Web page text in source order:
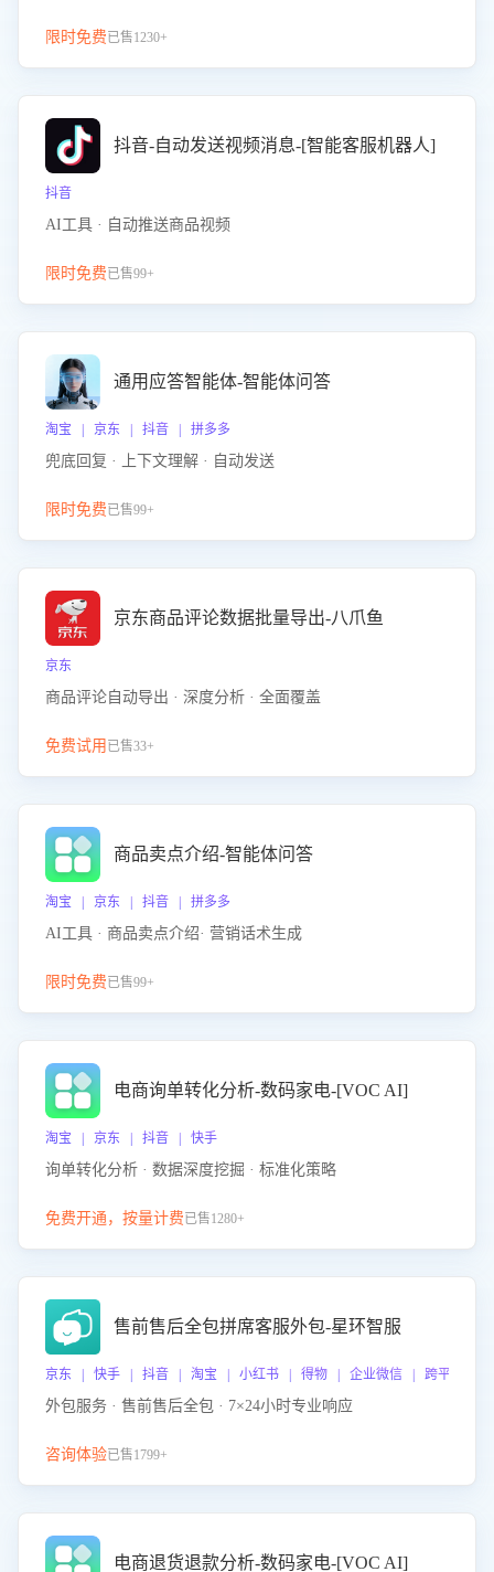
限时免费已售1230+
抖音-自动发送视频消息-[智能客服机器人]
抖音
AI工具 · 自动推送商品视频
限时免费已售99+
通用应答智能体-智能体问答
淘宝 | 京东 | 抖音 | 拼多多
兜底回复 · 上下文理解 · 自动发送
限时免费已售99+
京东商品评论数据批量导出-八爪鱼
京东
商品评论自动导出 · 深度分析 · 全面覆盖
免费试用 已售33+
商品卖点介绍-智能体问答
淘宝 | 京东 | 抖音 | 拼多多
AI工具 · 商品卖点介绍· 营销话术生成
限时免费已售99+
电商询单转化分析-数码家电-[VOC AI]
淘宝 | 京东 | 抖音 | 快手
询单转化分析 · 数据深度挖掘 · 标准化策略
免费开通，按量计费已售1280+
售前售后全包拼席客服外包-星环智服
京东 | 快手 | 抖音 | 淘宝 | 小红书 | 得物 | 企业微信 | 跨平台
外包服务 · 售前售后全包 · 7×24小时专业响应
咨询体验已售1799+
电商退货退款分析-数码家电-[VOC AI]